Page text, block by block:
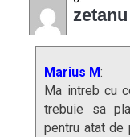
zetanu
Marius M:
Ma intreb cu
trebuie sa
pentru atat de